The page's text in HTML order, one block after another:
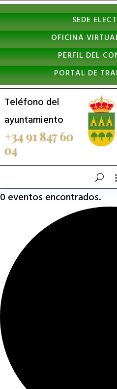
Nota:
este
sitio
web
incluye
un
sistema
de
accesibilidad.
SEDE
OFICINA
PERFIL DEL
PORTAL DE
Teléfono del
ayuntamiento
+34 91 847 60
04
0 eventos encontrados.